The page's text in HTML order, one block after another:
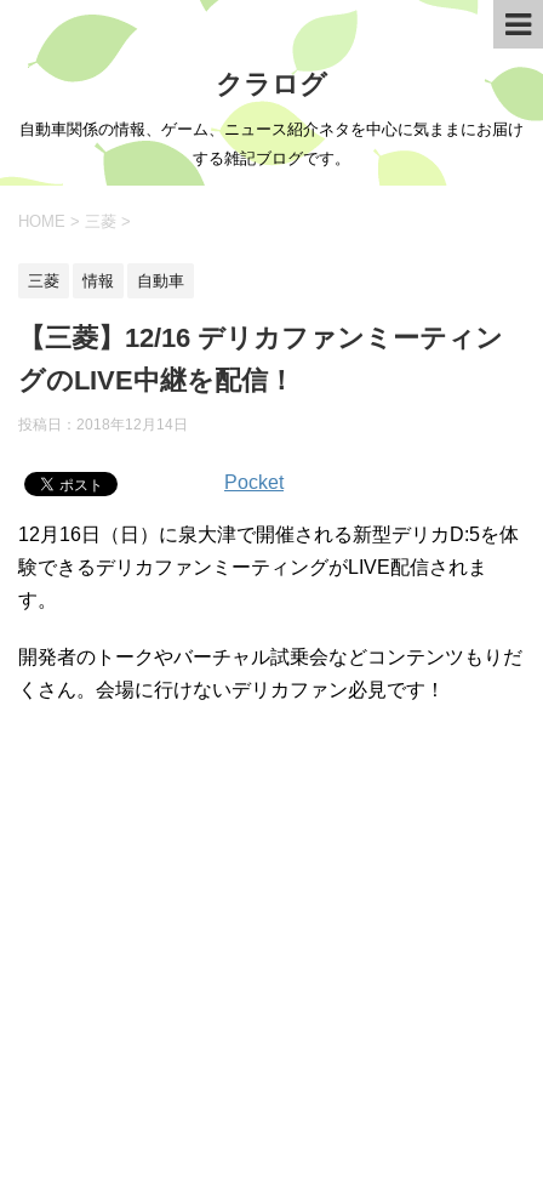
クラログ
自動車関係の情報、ゲーム、ニュース紹介ネタを中心に気ままにお届け
する雑記ブログです。
HOME > 三菱 >
三菱 情報 自動車
【三菱】12/16 デリカファンミーティン
グのLIVE中継を配信！
投稿日： 2018年12月14日
Pocket
12月16日（日）に泉大津で開催される新型デリカD:5を体
験できるデリカファンミーティングがLIVE配信されま
す。
開発者のトークやバーチャル試乗会などコンテンツもりだ
くさん。会場に行けないデリカファン必見です！